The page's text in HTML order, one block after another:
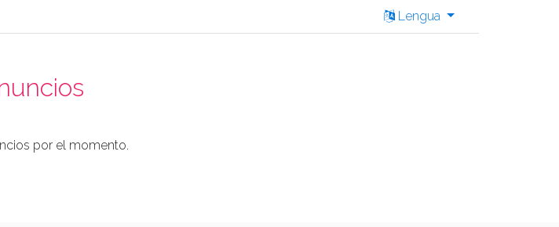
Lengua
por el momento.